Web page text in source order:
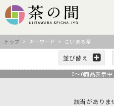
トップ > キーワード > こいまろ茶
並び替え
0～0商品表示中
該当がありま